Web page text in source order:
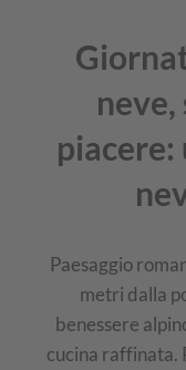
neve,
piacere:
Paesaggio
metri dalla
benessere
cucina raffinata.